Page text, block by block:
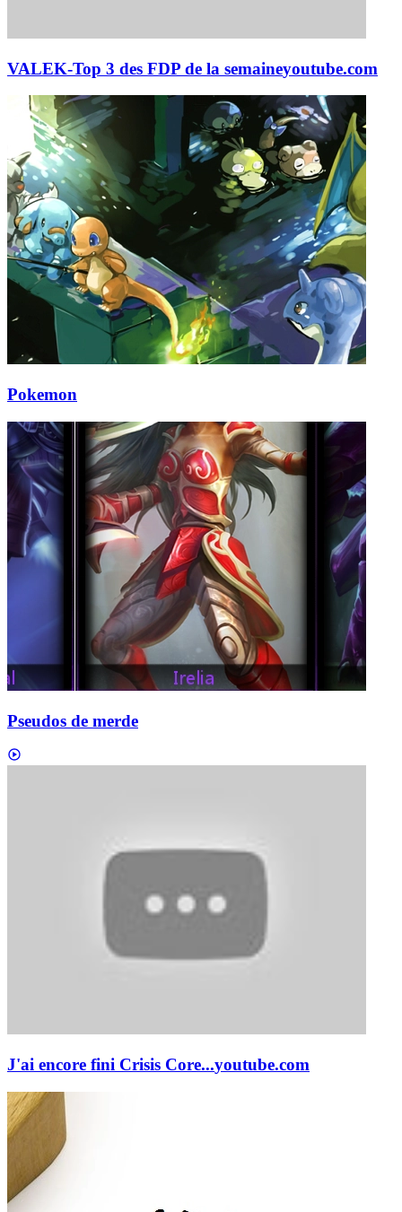
VALEK-Top 3 des FDP de la semaineyoutube.com
Pokemon
Pseudos de merde
J'ai encore fini Crisis Core...youtube.com